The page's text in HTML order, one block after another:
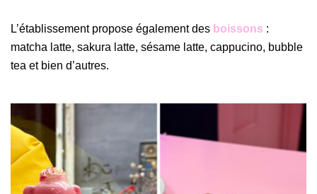
L’établissement propose également des boissons :
matcha latte, sakura latte, sésame latte, cappucino, bubble
tea et bien d’autres.